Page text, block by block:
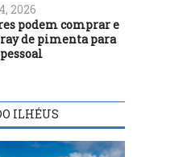
POLÍTICA
2026
podem comprar e
de pimenta para
ILHÉUS